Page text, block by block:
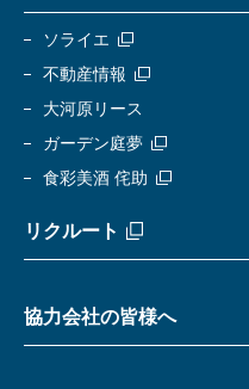
ソライエ
不動産情報
大河原リース
ガーデン庭夢
食彩美酒 侘助
リクルート
協力会社の皆様へ